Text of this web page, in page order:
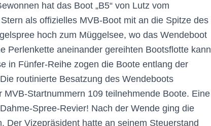
hat das Boot „B5“ von Lutz vom
als offizielles MVB-Boot mit an die Spitze des
hoch zum Müggelsee, wo das Wendeboot
Perlenkette aneinander gereihten Bootsflotte kann
in Fünfer-Reihe zogen die Boote entlang der
routinierte Besatzung des Wendeboots
Startnummern 109 teilnehmende Boote. Eine
Spree-Revier! Nach der Wende ging die
Der Vizepräsident hatte an seinem Steuerstand